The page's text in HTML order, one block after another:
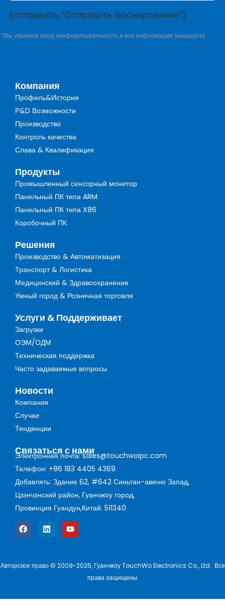
[отправить "Отправить бронирование"]
*Мы уважаем вашу конфиденциальность и вся информация защищена.
Компания
Профиль&История
Р&D Возможности
Производство
Контроль качества
Слава & Квалификация
Продукты
Промышленный сенсорный монитор
Панельный ПК типа ARM
Панельный ПК типа X86
Коробочный ПК
Решения
Производство & Автоматизация
Транспорт & Логистика
Медицинский & Здравоохранение
Умный город & Розничная торговля
Услуги & Поддерживает
Загрузки
ОЭМ/ОДМ
Техническая поддержка
Часто задаваемые вопросы
Новости
Компания
Случаи
Тенденции
Связаться с нами
Электронная почта: sales@touchwoipc.com
Телефон: +86 183 4405 4369
Добавлять: Здание Б2, #642 Синьтан-авеню Запад,
Цзэнчэнский район, Гуанчжоу город,
Провинция Гуандун,Китай. 511340
Авторское право © 2009-2025, Гуанчжоу TouchWo Electronics Co., Ltd.. Все
права защищены